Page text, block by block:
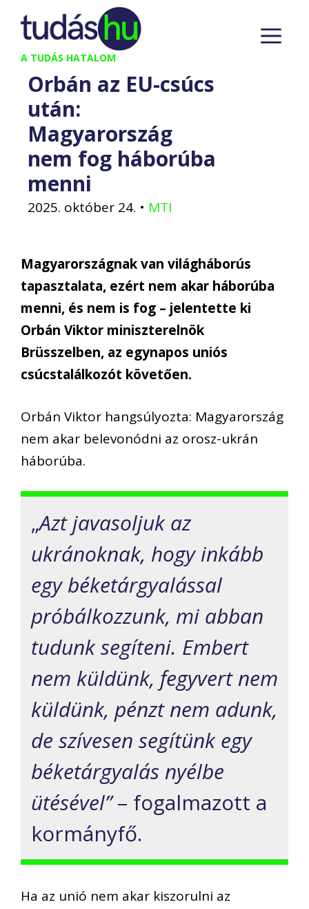
Kilépés
tartalomba
A TUDÁS HATALOM
Orbán az EU-csúcs
után:
Magyarország
nem fog háborúba
menni
2025. október 24. • MTI
Magyarországnak van világháborús
tapasztalata, ezért nem akar háborúba
menni, és nem is fog – jelentette ki
Orbán Viktor miniszterelnök
Brüsszelben, az egynapos uniós
csúcstalálkozót követően.
Orbán Viktor hangsúlyozta: Magyarország
nem akar belevonódni az orosz-ukrán
háborúba.
„Azt javasoljuk az
ukránoknak, hogy inkább
egy béketárgyalással
próbálkozzunk, mi abban
tudunk segíteni. Embert
nem küldünk, fegyvert nem
küldünk, pénzt nem adunk,
de szívesen segítünk egy
béketárgyalás nyélbe
ütésével”– fogalmazott a
kormányfő.
Ha az unió nem akar kiszorulni az